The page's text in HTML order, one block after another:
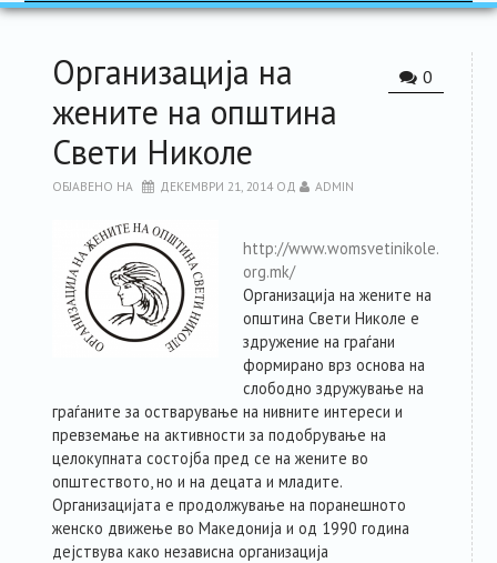
АКТИВНОСТИ
РЕСУРСИ
ФОРУМ
ЗА ПЛАТФОРМАТА
КОНТАКТ
0
Организација на
жените на општина
Свети Николе
ОБЈАВЕНО НА ДЕКЕМВРИ 21, 2014ОД ADMIN
http://www.womsvetinikole.
org.mk/
Организација на жените на
општина Свети Николе е
здружение на граѓани
формирано врз основа на
слободно здружување на
граѓаните за остварување на нивните интереси и
превземање на активности за подобрување на
целокупната состојба пред се на жените во
општеството, но и на децата и младите.
Организацијата е продолжување на поранешното
женско движење во Македонија и од 1990 година
дејствува како независна организација